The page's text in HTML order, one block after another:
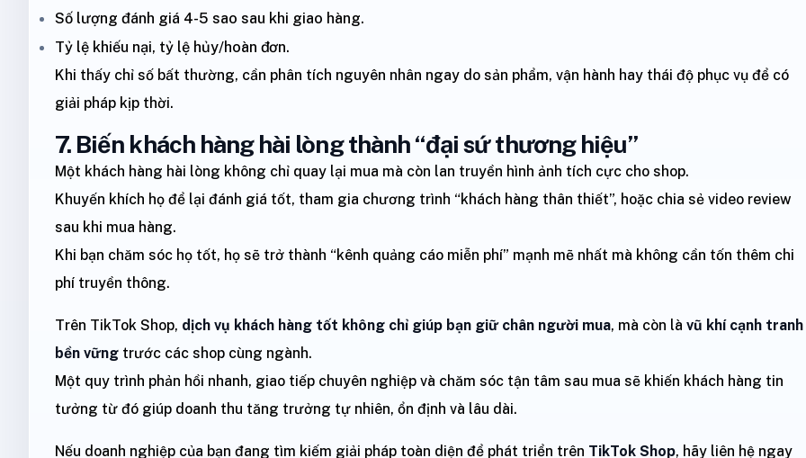
Số lượng đánh giá 4-5 sao sau khi giao hàng.
Tỷ lệ khiếu nại, tỷ lệ hủy/hoàn đơn.
Khi thấy chỉ số bất thường, cần phân tích nguyên nhân ngay do sản phẩm, vận hành hay thái độ phục vụ để có
giải pháp kịp thời.
7. Biến khách hàng hài lòng thành “đại sứ thương hiệu”
Một khách hàng hài lòng không chỉ quay lại mua mà còn lan truyền hình ảnh tích cực cho shop.
Khuyến khích họ để lại đánh giá tốt, tham gia chương trình “khách hàng thân thiết”, hoặc chia sẻ video review
sau khi mua hàng.
Khi bạn chăm sóc họ tốt, họ sẽ trở thành “kênh quảng cáo miễn phí” mạnh mẽ nhất mà không cần tốn thêm chi
phí truyền thông.
Trên TikTok Shop, dịch vụ khách hàng tốt không chỉ giúp bạn giữ chân người mua, mà còn là vũ khí cạnh tranh
bền vững trước các shop cùng ngành.
Một quy trình phản hồi nhanh, giao tiếp chuyên nghiệp và chăm sóc tận tâm sau mua sẽ khiến khách hàng tin
tưởng từ đó giúp doanh thu tăng trưởng tự nhiên, ổn định và lâu dài.
Nếu doanh nghiệp của bạn đang tìm kiếm giải pháp toàn diện để phát triển trên TikTok Shop, hãy liên hệ ngay